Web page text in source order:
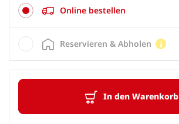
Online bestellen
In den Warenkorb
Reservieren & Abholen